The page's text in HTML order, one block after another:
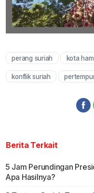
perang suriah kota
konflik suriah
Berita Terkait
5 Jam Perundingan
Apa Hasilnya?